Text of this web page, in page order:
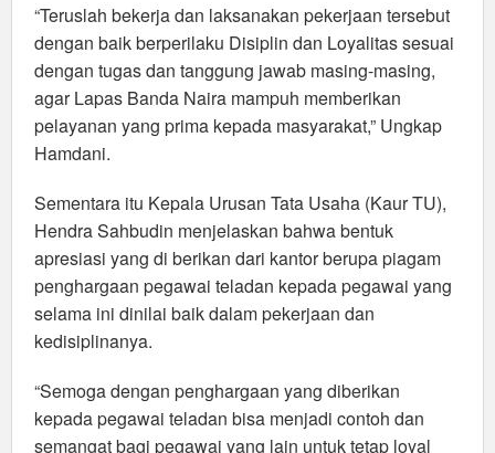
“Teruslah bekerja dan laksanakan pekerjaan tersebut
dengan baik berperilaku Disiplin dan Loyalitas sesuai
dengan tugas dan tanggung jawab masing-masing,
agar Lapas Banda Naira mampuh memberikan
pelayanan yang prima kepada masyarakat,” Ungkap
Hamdani.
Sementara itu Kepala Urusan Tata Usaha (Kaur TU),
Hendra Sahbudin menjelaskan bahwa bentuk
apresiasi yang di berikan dari kantor berupa piagam
penghargaan pegawai teladan kepada pegawai yang
selama ini dinilai baik dalam pekerjaan dan
kedisiplinanya.
“Semoga dengan penghargaan yang diberikan
kepada pegawai teladan bisa menjadi contoh dan
semangat bagi pegawai yang lain untuk tetap loyal